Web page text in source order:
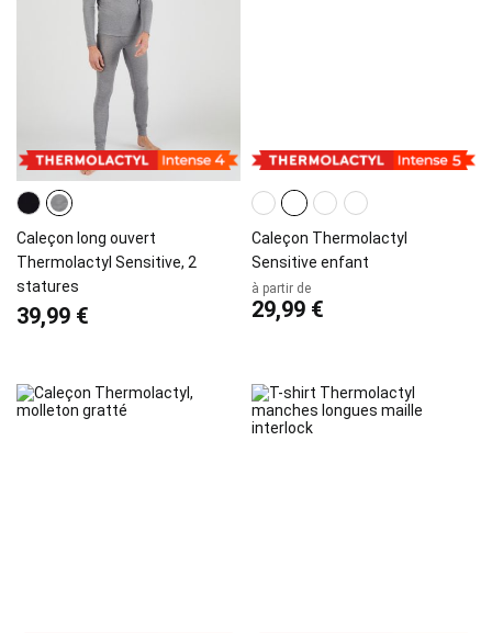
Caleçon long ouvert
Thermolactyl Sensitive, 2
statures
39,99 €
Caleçon Thermolactyl
Sensitive enfant
à partir de
29,99 €